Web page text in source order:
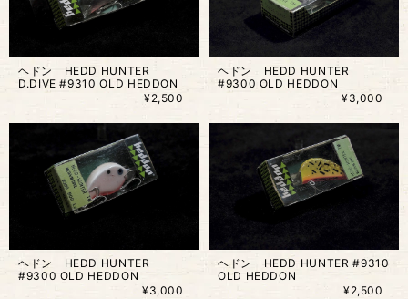
ヘドン HEDD HUNTER
D.DIVE #9310 OLD HEDDON
¥2,500
ヘドン HEDD HUNTER
#9300 OLD HEDDON
¥3,000
ヘドン HEDD HUNTER
#9300 OLD HEDDON
¥3,000
ヘドン HEDD HUNTER #9310
OLD HEDDON
¥2,500